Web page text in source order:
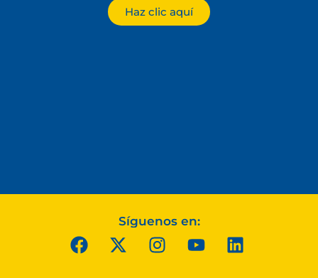
Haz clic aquí
Síguenos en: